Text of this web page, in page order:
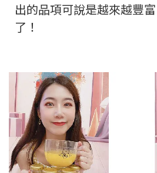
出的品項可說是越來越豐
了！